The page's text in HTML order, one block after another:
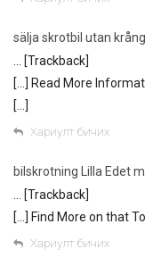
sälja skrotbil utan
… [Trackback]
[…] Read More
[…]
Хариулт бичих
bilskrotning Lilla Edet
… [Trackback]
[…] Find More on that
Хариулт бичих